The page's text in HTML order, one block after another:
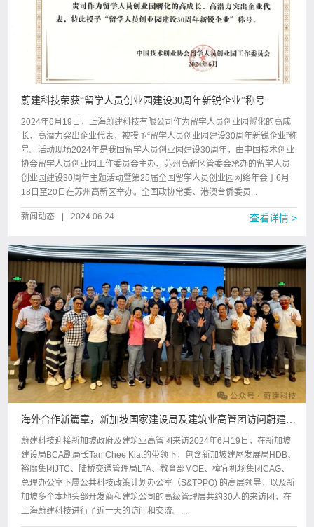
蔚建科技荣获“留学人员创业园建设30周年新锐企业”称号
2024年6月19日，上海蔚建科技有限公司作为留学人员创业园孵化的高成
长、高潜力突出企业代表，被授予“留学人员创业园建设30周年新锐企业”称
号。活动现场2024年是我国留学人员创业园建设30周年，由中国技术创业
协会留学人员创业园工作委员会主办、苏州高新区管委会承办的留学人员
创业园建设30周年主题活动暨第25届全国留学人员创业园网络年会于6月
18日至20日在苏州高新区举办。全国政协常委、港澳台侨委员...
新闻动态 | 2024.06.24 查看详情 >
海外合作新篇章，新加坡国家建设局及建筑业高管团访问蔚建科
蔚建科技迎接新加坡政府及建筑业高管团来访2024年6月19日，在新加坡
建设局BCA副局长Tan Chee Kiat的带领下，包含新加坡建屋发展局HDB、
裕廊集团JTC、陆桥交通管理局LTA、教育部MOE、樟宜机场集团CAG、
总理办公室下属公共科技政策计划办公室（S&TPPO) 的高层领导，以及新
加坡多个本地头部开发商和建筑公司的高级管理层共约30人的来访团，在
上海蔚建科技进行了近一天的访问和交流。...